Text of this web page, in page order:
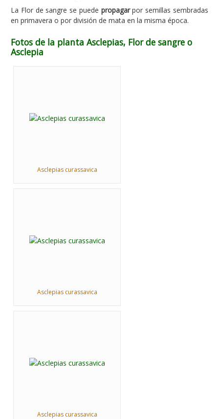
La Flor de sangre se puede propagarpor semillas sembradas
en primavera o por división de mata en la misma época.
Fotos de la planta Asclepias, Flor de sangre o
Asclepia
Asclepias curassavica
Asclepias curassavica
Asclepias curassavica